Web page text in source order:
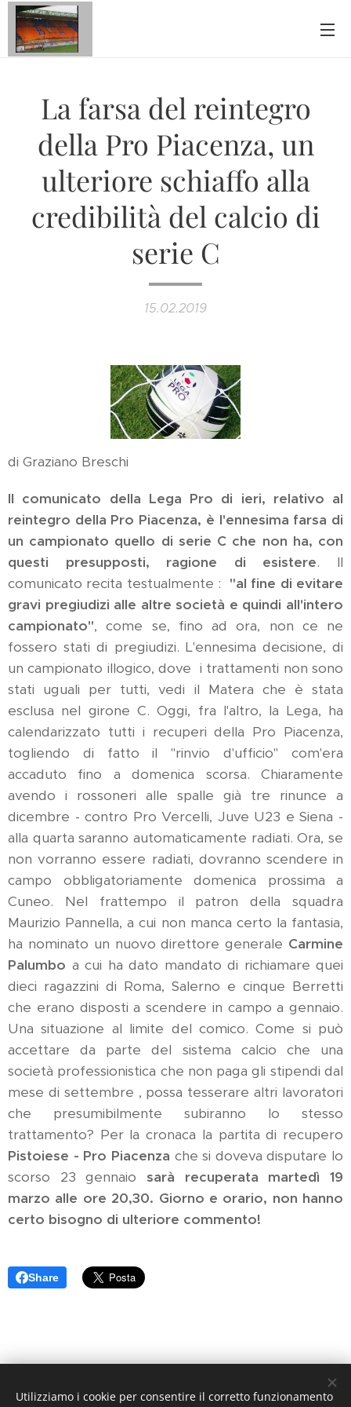
La farsa del reintegro
della Pro Piacenza, un
ulteriore schiaffo alla
credibilità del calcio di
serie C
15.02.2019
di Graziano Breschi
Il comunicato della Lega Pro di ieri, relativo al
reintegro della Pro Piacenza, è l'ennesima farsa di
un campionato quello di serie C che non ha, con
questi presupposti, ragione di esistere. Il
comunicato recita testualmente : "al fine di evitare
gravi pregiudizi alle altre società e quindi all'intero
campionato", come se, fino ad ora, non ce ne
fossero stati di pregiudizi. L'ennesima decisione, di
un campionato illogico, dove i trattamenti non sono
stati uguali per tutti, vedi il Matera che è stata
esclusa nel girone C. Oggi, fra l'altro, la Lega, ha
calendarizzato tutti i recuperi della Pro Piacenza,
togliendo di fatto il "rinvio d'ufficio" com'era
accaduto fino a domenica scorsa. Chiaramente
avendo i rossoneri alle spalle già tre rinunce a
dicembre - contro Pro Vercelli, Juve U23 e Siena -
alla quarta saranno automaticamente radiati. Ora, se
non vorranno essere radiati, dovranno scendere in
campo obbligatoriamente domenica prossima a
Cuneo. Nel frattempo il patron della squadra
Maurizio Pannella, a cui non manca certo la fantasia,
ha nominato un nuovo direttore generale Carmine
Palumbo a cui ha dato mandato di richiamare quei
dieci ragazzini di Roma, Salerno e cinque Berretti
che erano disposti a scendere in campo a gennaio.
Una situazione al limite del comico. Come si può
accettare da parte del sistema calcio che una
società professionistica che non paga gli stipendi dal
mese di settembre , possa tesserare altri lavoratori
che presumibilmente subiranno lo stesso
trattamento? Per la cronaca la partita di recupero
Pistoiese - Pro Piacenza che si doveva disputare lo
scorso 23 gennaio sarà recuperata martedì 19
marzo alle ore 20,30. Giorno e orario, non hanno
certo bisogno di ulteriore commento!
Share
Utilizziamo i cookie per consentire il corretto funzionamento